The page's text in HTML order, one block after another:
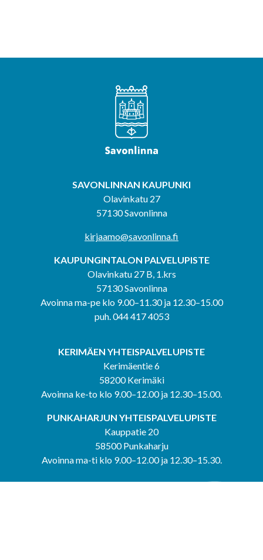
SAVONLINNAN KAUPUNKI
Olavinkatu 27
57130 Savonlinna
kirjaamo@savonlinna.fi
KAUPUNGINTALON PALVELUPISTE
Olavinkatu 27 B, 1.krs
57130 Savonlinna
Avoinna ma-pe klo 9.00–11.30 ja 12.30–15.00
puh. 044 417 4053
KERIMÄEN YHTEISPALVELUPISTE
Kerimäentie 6
58200 Kerimäki
Avoinna ke-to klo 9.00–12.00 ja 12.30–15.00.
PUNKAHARJUN YHTEISPALVELUPISTE
Kauppatie 20
58500 Punkaharju
Avoinna ma-ti klo 9.00–12.00 ja 12.30–15.30.